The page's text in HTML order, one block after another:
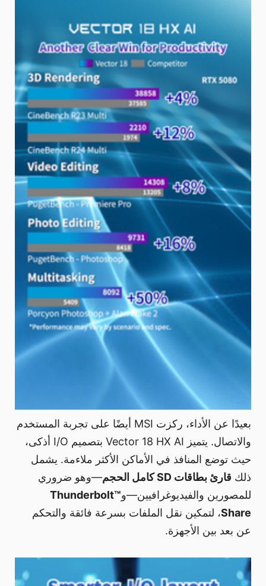
بعيدًا عن الأداء، ركزت MSI أيضًا على تجربة المستخدم
والاتصال. يتميز Vector 18 HX AI بتصميم I/O أذكى،
حيث توضع المنافذ في الأماكن الأكثر ملاءمة. يشمل
ذلك قارئ بطاقات SD كامل الحجم
—وهو ضروري
للمصورين والفيديوغرافيين—وThunderbolt™
Share، لتمكين نقل الملفات بسرعة فائقة والتحكم
عن بعد بين الأجهزة.